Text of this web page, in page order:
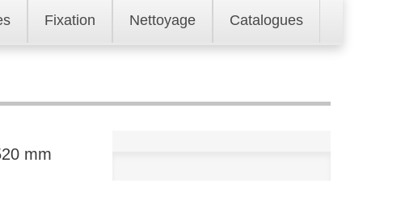
Fixation Nettoyage Catalogues
mm